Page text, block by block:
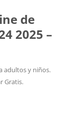
de
2025 –
adultos y niños.
Gratis.